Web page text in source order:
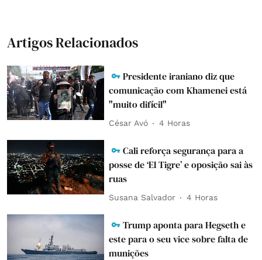
Artigos Relacionados
Presidente iraniano diz que
comunicação com Khamenei está
"muito difícil"
César Avó 4 Horas
Cali reforça segurança para a
posse de ‘El Tigre’ e oposição sai às
ruas
Susana Salvador 4 Horas
Trump aponta para Hegseth e
este para o seu vice sobre falta de
munições